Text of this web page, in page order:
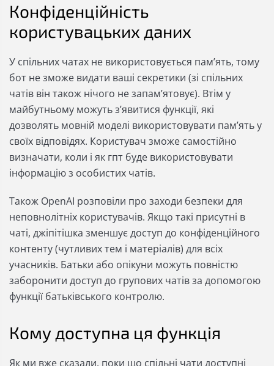
Конфіденційність
користувацьких даних
У спільних чатах не використовується памʼять, тому
бот не зможе видати ваші секретики (зі спільних
чатів він також нічого не запамʼятовує). Втім у
майбутньому можуть зʼявитися функції, які
дозволять мовній моделі використовувати памʼять у
своїх відповідях. Користувач зможе самостійно
визначати, коли і як гпт буде використовувати
інформацію з особистих чатів.
Також OpenAI розповіли про заходи безпеки для
неповнолітніх користувачів. Якщо такі присутні в
чаті, джіпітішка зменшує доступ до конфіденційного
контенту (чутливих тем і матеріалів) для всіх
учасників. Батьки або опікуни можуть повністю
заборонити доступ до групових чатів за допомогою
функції батьківського контролю.
Кому доступна ця функція
Як ми вже сказали, поки що спільні чати доступні